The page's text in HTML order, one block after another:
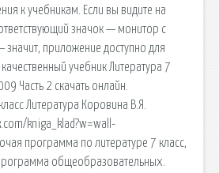
к учебникам. Если вы видите на
значок — монитор с
приложение доступно для
учебник Литература 7
Часть 2 скачать онлайн.
Литература Коровина В.Я.
kniga_klad?w=wall-
программа по литературе 7 класс,
общеобразовательных.